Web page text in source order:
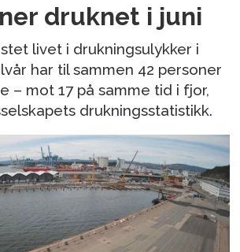
druknet i juni
livet i drukningsulykker i
har til sammen 42 personer
– mot 17 på samme tid i fjor,
drukningsstatistikk.